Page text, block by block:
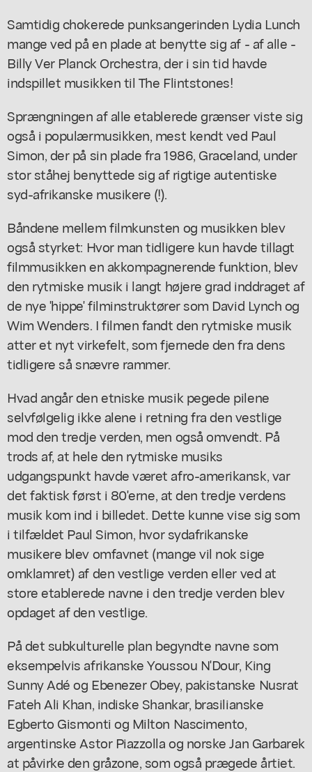
Samtidig chokerede punksangerinden Lydia Lunch
mange ved på en plade at benytte sig af - af alle -
Billy Ver Planck Orchestra, der i sin tid havde
indspillet musikken til The Flintstones!
Sprængningen af alle etablerede grænser viste sig
også i populærmusikken, mest kendt ved Paul
Simon, der på sin plade fra 1986, Graceland, under
stor ståhej benyttede sig af rigtige autentiske
syd-afrikanske musikere (!).
Båndene mellem filmkunsten og musikken blev
også styrket: Hvor man tidligere kun havde tillagt
filmmusikken en akkompagnerende funktion, blev
den rytmiske musik i langt højere grad inddraget af
de nye 'hippe' filminstruktører som David Lynch og
Wim Wenders. I filmen fandt den rytmiske musik
atter et nyt virkefelt, som fjernede den fra dens
tidligere så snævre rammer.
Hvad angår den etniske musik pegede pilene
selvfølgelig ikke alene i retning fra den vestlige
mod den tredje verden, men også omvendt. På
trods af, at hele den rytmiske musiks
udgangspunkt havde været afro-amerikansk, var
det faktisk først i 80'erne, at den tredje verdens
musik kom ind i billedet. Dette kunne vise sig som
i tilfældet Paul Simon, hvor sydafrikanske
musikere blev omfavnet (mange vil nok sige
omklamret) af den vestlige verden eller ved at
store etablerede navne i den tredje verden blev
opdaget af den vestlige.
På det subkulturelle plan begyndte navne som
eksempelvis afrikanske Youssou N'Dour, King
Sunny Adé og Ebenezer Obey, pakistanske Nusrat
Fateh Ali Khan, indiske Shankar, brasilianske
Egberto Gismonti og Milton Nascimento,
argentinske Astor Piazzolla og norske Jan Garbarek
at påvirke den gråzone, som også prægede årtiet.